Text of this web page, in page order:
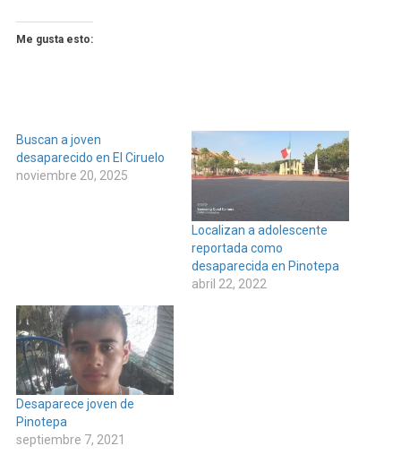
Me gusta esto:
Buscan a joven
desaparecido en El Ciruelo
noviembre 20, 2025
Localizan a adolescente
reportada como
desaparecida en Pinotepa
abril 22, 2022
Desaparece joven de
Pinotepa
septiembre 7, 2021